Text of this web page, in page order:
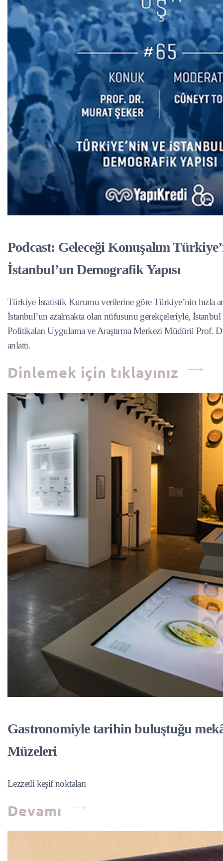
Podcast: Geleceği Konuşalım
İstanbul’un Demografik Yapısı
Türkiye İstatistik Kurumu verilerine göre Türkiye’nin hızla
İstanbul’un azalmakta olan nüfusunu gerekçeleriyle,
Politikaları Uygulama ve Araştırma Merkezi Müdürü Prof.
anlattı.
Dinlemek için tıklayınız
Gastronomiyle tarihin buluştuğu
Müzeleri
Lezzetli keşif noktaları
Devamı